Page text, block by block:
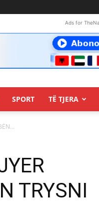
Ads for
SPORT TË TJERA
TRYSNI